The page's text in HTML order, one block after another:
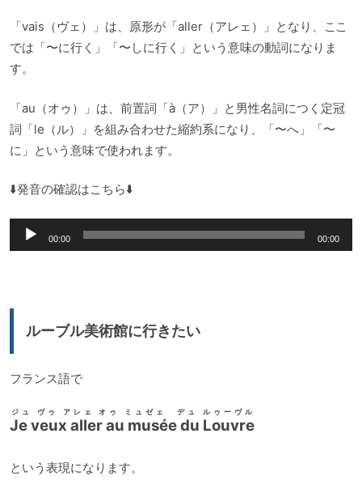
「vais（ヴェ）」は、原形が「aller（アレェ）」となり、ここ
では「〜に行く」「〜しに行く」という意味の動詞になりま
す。
「au（オゥ）」は、前置詞「à（ア）」と男性名詞につく定冠
詞「le（ル）」を組み合わせた縮約系になり、「〜へ」「〜
に」という意味で使われます。
⬇️発音の確認はこちら⬇️
声
00:00 00:00
ルーブル美術館に行きたい
フランス語で
Je veux aller au musée du Louvre
ジュ ヴゥ アレェ オゥ ミュゼェ デュ ルゥーヴル
という表現になります。